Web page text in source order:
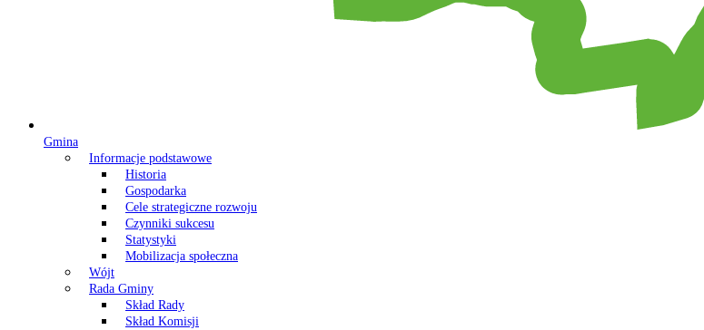
Gmina
Informacje podstawowe
Historia
Gospodarka
Cele strategiczne rozwoju
Czynniki sukcesu
Statystyki
Mobilizacja społeczna
Wójt
Rada Gminy
Skład Rady
Skład Komisji